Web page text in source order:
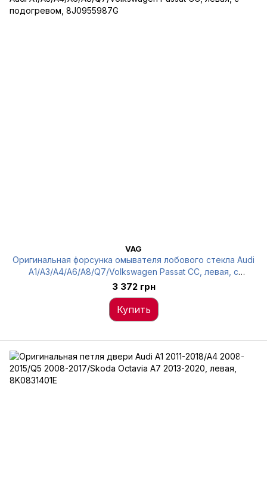
VAG
Оригинальная форсунка омывателя лобового стекла Audi
A1/A3/A4/A6/A8/Q7/Volkswagen Passat CC, левая, с
подогревом, 8J0955987G
3 372 грн
Купить